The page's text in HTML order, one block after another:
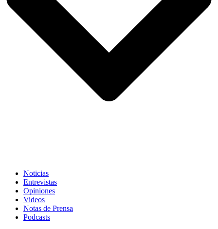
Noticias
Entrevistas
Opiniones
Videos
Notas de Prensa
Podcasts